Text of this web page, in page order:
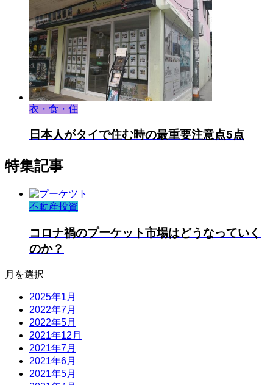
衣・食・住
日本人がタイで住む時の最重要注意点5点
特集記事
不動産投資
コロナ禍のプーケット市場はどうなっていく
のか？
月を選択
2025年1月
2022年7月
2022年5月
2021年12月
2021年7月
2021年6月
2021年5月